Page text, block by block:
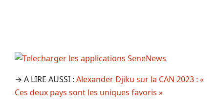
→ A LIRE AUSSI : Alexander Djiku sur la CAN 2023 : «
Ces deux pays sont les uniques favoris »